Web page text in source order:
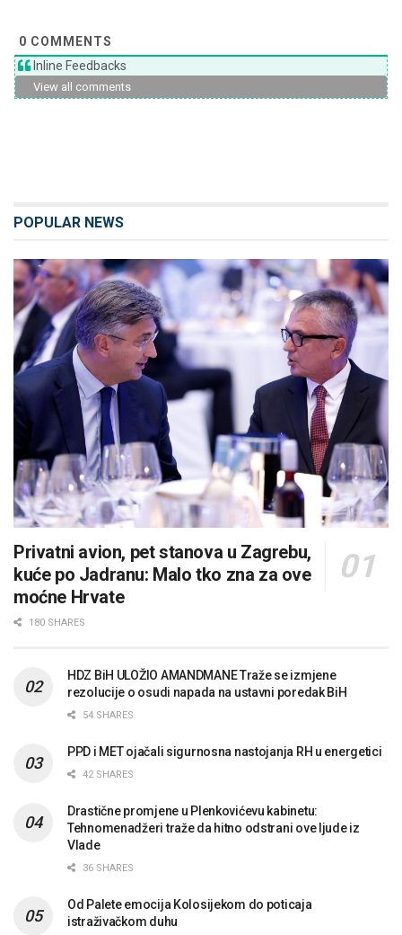
0 COMMENTS
Inline Feedbacks
View all comments
POPULAR NEWS
Privatni avion, pet stanova u Zagrebu,
kuće po Jadranu: Malo tko zna za ove
moćne Hrvate
180 SHARES
HDZ BiH ULOŽIO AMANDMANE Traže se izmjene
rezolucije o osudi napada na ustavni poredak BiH
54 SHARES
PPD i MET ojačali sigurnosna nastojanja RH u energetici
42 SHARES
Drastične promjene u Plenkovićevu kabinetu:
Tehnomenadžeri traže da hitno odstrani ove ljude iz
Vlade
36 SHARES
Od Palete emocija Kolosijekom do poticaja
istraživačkom duhu